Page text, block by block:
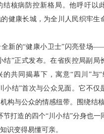
结核病防控新格局。他呼吁以
健康长城，为全川人民织牢生
全新的“健康小卫士”闪亮登场
结”正式发布。在省疾控局副局
的共同揭幕下，寓意“四川”与
小结”首次与公众见面。它不仅
构与公众的情感纽带。围绕结核
节打造的四个“川小结”分身也一
识变得易懂可亲。